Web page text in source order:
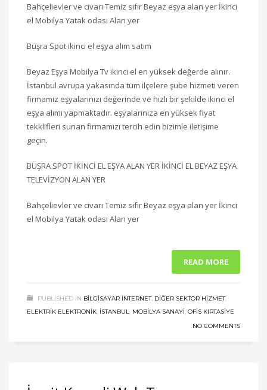
Bahçelievler ve civarı Temiz sıfır Beyaz eşya alan yer İkinci
el Mobilya Yatak odası Alan yer
Büşra Spot ikinci el eşya alım satım
Beyaz Eşya Mobilya Tv ikinci el en yüksek değerde alınır.
İstanbul avrupa yakasında tüm ilçelere şube hizmeti veren
firmamız eşyalarınızı değerinde ve hızlı bir şekilde ikinci el
eşya alımı yapmaktadır. eşyalarınıza en yüksek fiyat
tekklifleri sunan firmamızı tercih edin bizimle iletişime
geçin.
BÜŞRA SPOT İKİNCİ EL EŞYA ALAN YER İKİNCİ EL BEYAZ EŞYA
TELEVİZYON ALAN YER
Bahçelievler ve civarı Temiz sıfır Beyaz eşya alan yer İkinci
el Mobilya Yatak odası Alan yer
READ MORE
PUBLISHED IN BILGISAYAR İNTERNET, DIĞER SEKTÖR HIZMET,
ELEKTRIK ELEKTRONIK, ISTANBUL, MOBILYA SANAYI, OFIS KIRTASIYE
NO COMMENTS